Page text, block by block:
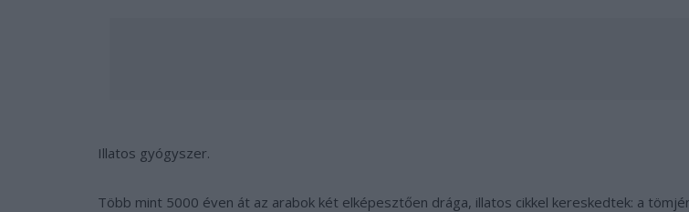
Illatos gyógyszer.
Több mint 5000 éven át az arabok két elképesztően drága, illatos cikkel kereskedtek: a